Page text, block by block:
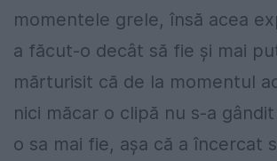
momentele grele, însă acea
a făcut-o decât să fie și mai
mărturisit că de la momentul
nici măcar o clipă nu s-a
o sa mai fie, așa că a încercat